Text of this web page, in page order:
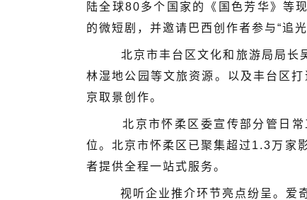
陆全球80多个国家的《国色芳华》等
的微短剧，并邀请巴西创作者参与“追
北京市丰台区文化和旅游局局长吴
林湿地公园等文旅资源。以及丰台区
京取景创作。
北京市怀柔区委宣传部分管日常工
位。北京市怀柔区已聚集超过1.3万家
者提供全程一站式服务。
视听企业推介环节亮点纷呈。爱奇